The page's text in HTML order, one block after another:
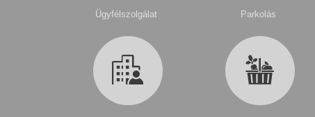
Ügyfélszolgálat Parkolás